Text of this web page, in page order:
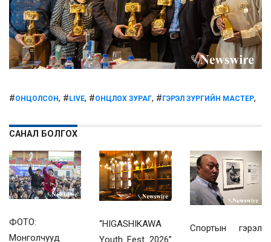
#ОНЦОЛСОН, # LIVE, #ОНЦЛОХ ЗУРАГ, # ГЭРЭЛ ЗУРГИЙН МАСТЕР,
САНАЛ БОЛГОХ
ФОТО:
Монголчууд
“HIGASHIKAWA
Youth Fest 2026”
Спортын гэрэл